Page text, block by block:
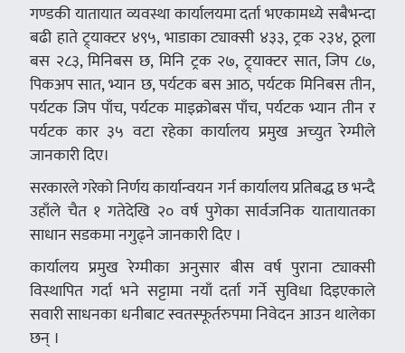
गण्डकी यातायात व्यवस्था कार्यालयमा दर्ता भएकामध्ये सबैभन्दा
बढी हाते ट्र्याक्टर ४९५, भाडाका ट्याक्सी ४३३, ट्रक २३४, ठूला
बस २८३, मिनिबस छ, मिनि ट्रक २७, ट्र्याक्टर सात, जिप ८७,
पिकअप सात, भ्यान छ, पर्यटक बस आठ, पर्यटक मिनिबस तीन,
पर्यटक जिप पाँच, पर्यटक माइक्रोबस पाँच, पर्यटक भ्यान तीन र
पर्यटक कार ३५ वटा रहेका कार्यालय प्रमुख अच्युत रेग्मीले
जानकारी दिए।
सरकारले गरेको निर्णय कार्यान्वयन गर्न कार्यालय प्रतिबद्ध छ भन्दै
उहाँले चैत १ गतेदेखि २० वर्ष पुगेका सार्वजनिक यातायातका
साधान सडकमा नगुढ्ने जानकारी दिए ।
कार्यालय प्रमुख रेग्मीका अनुसार बीस वर्ष पुराना ट्याक्सी
विस्थापित गर्दा भने सट्टामा नयाँ दर्ता गर्ने सुविधा दिइएकाले
सवारी साधनका धनीबाट स्वतस्फूर्तरुपमा निवेदन आउन थालेका
छन् ।